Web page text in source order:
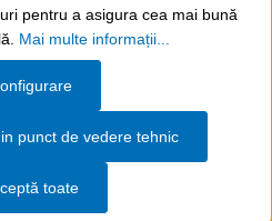
pentru a asigura cea mai bună
Mai multe informații...
punct de vedere tehnic
toate